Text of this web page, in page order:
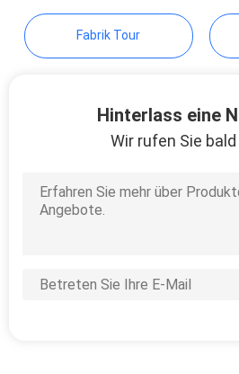
PRIVACY
POLICYFabrik Tour
Hinterlass eine
Wir rufen Sie